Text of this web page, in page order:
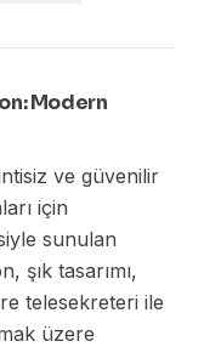
Modern
ve güvenilir
için
sunulan
şık tasarımı,
telesekreteri ile
üzere